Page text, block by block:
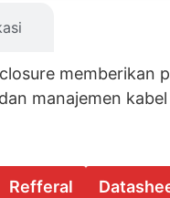
memberikan
manajemen
Refferal